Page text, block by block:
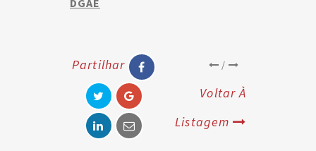
DGAE
Partilhar /
Voltar À
Listagem